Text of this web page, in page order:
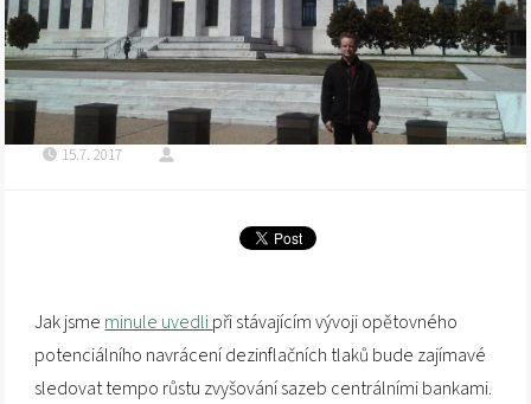
15.7. 2017
Jak jsmeminule uvedlipři stávajícím vývoji opětovného
potenciálního navrácení dezinflačních tlaků bude zajímavé
sledovat tempo růstu zvyšování sazeb centrálními bankami.